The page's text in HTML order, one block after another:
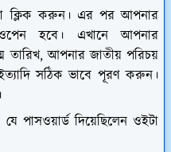
ক্লিক করুন। এর পর আপনার
হবে। এখানে আপনার
তারিখ, আপনার জাতীয় পরিচয়
ইত্যাদি সঠিক ভাবে পূরণ করুন।
দিয়েছিলেন ওইটা